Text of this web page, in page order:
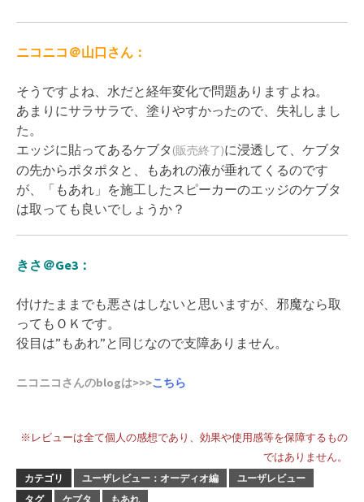
ニコニコ＠山口さん：
そうですよね、水だと経年変化で問題ありますよね。
あまりにサラサラで、塗りやすかったので、失礼しまし
た。
エッジに貼ってあるケブタ (販売終了)に浸透して、ケブタ
の先からポタポタと、もあれの液が垂れてくるのです
が、
「もあれ」を施工したスピーカーのエッジのケブタ
は取っても良いでしょうか？
きさ＠Ge3：
付けたままでも悪さはしないと思いますが、邪魔なら取
ってもＯＫです。
役目は”もあれ”と同じなので支障ありません。
ニコニコさんのblogは>>>こちら
※レビューは全て個人の感想であり、効果や使用感等を保障するもの
ではありません。
カテゴリ ユーザレビュー：オーディオ編
ユーザレビュー
タグ
ケブタ もあれ